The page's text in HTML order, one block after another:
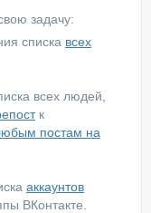
задачу:
списка всех
всех людей,
к
постам на
аккаунтов
ВКонтакте.